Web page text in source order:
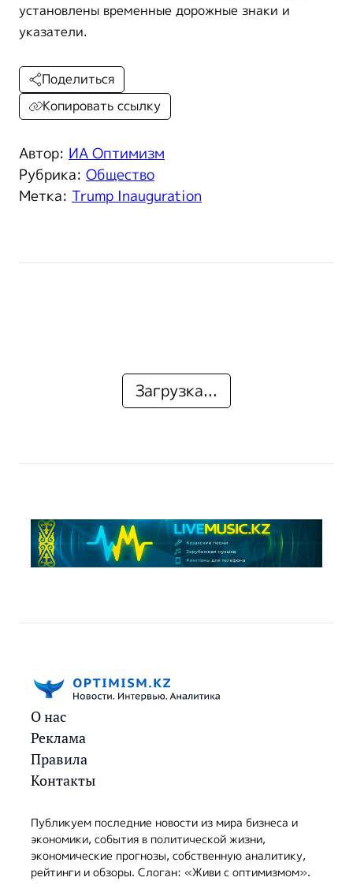
установлены временные дорожные знаки и
указатели.
Автор: ИА Оптимизм
Рубрика: Общество
Метка: Trump Inauguration
Поделиться
Копировать ссылку
Загрузка...
О нас
Реклама
Правила
Контакты
Публикуем последние новости из мира бизнеса и
экономики, события в политической жизни,
экономические прогнозы, собственную аналитику,
рейтинги и обзоры. Слоган: «Живи с оптимизмом».